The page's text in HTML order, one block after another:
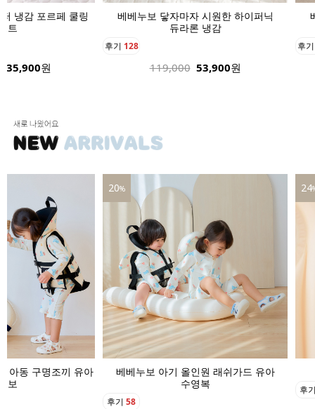
시원한 하이퍼닉
냉감
53,900원
베베누보 닿자마자 시원한 하이퍼닉
듀라론 냉감
후기 136
189,000 75,900원
후
원 래쉬가드 유아
복
24%
베베누보 아기 수영모자 버킷햇
16